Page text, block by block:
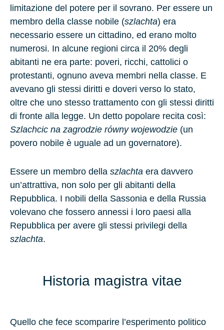
limitazione del potere per il sovrano. Per essere un
membro della classe nobile (szlachta) era
necessario essere un cittadino, ed erano molto
numerosi. In alcune regioni circa il 20% degli
abitanti ne era parte: poveri, ricchi, cattolici o
protestanti, ognuno aveva membri nella classe. E
avevano gli stessi diritti e doveri verso lo stato,
oltre che uno stesso trattamento con gli stessi diritti
di fronte alla legge. Un detto popolare recita così:
Szlachcic na zagrodzie równy wojewodzie (un
povero nobile è uguale ad un governatore).
Essere un membro della szlachta era davvero
un’attrattiva, non solo per gli abitanti della
Repubblica. I nobili della Sassonia e della Russia
volevano che fossero annessi i loro paesi alla
Repubblica per avere gli stessi privilegi della
szlachta.
Historia magistra vitae
Quello che fece scomparire l’esperimento politico